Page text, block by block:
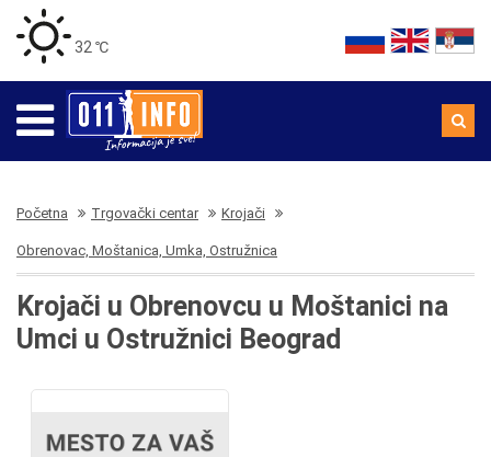
32 ℃
Početna Trgovački centar Krojači
Obrenovac, Moštanica, Umka, Ostružnica
Krojači u Obrenovcu u Moštanici na
Umci u Ostružnici Beograd